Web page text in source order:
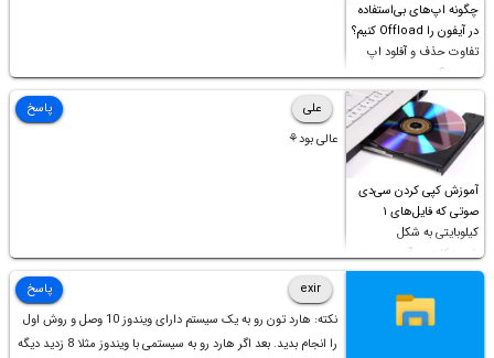
چگونه اپ‌های بی‌استفاده
در آیفون را Offload کنیم؟
تفاوت حذف و آفلود اپ
چیست؟
آموزش کپی کردن سی‌دی
صوتی که فایل‌های ۱
کیلوبایتی به شکل
شورت‌کات در آن موجود
است!
علی
عالی بود⚘
پاسخ
exir
نکته: هارد تون رو به یک سیستم دارای ویندوز 10 وصل و روش اول
را انجام بدید. بعد اگر هارد رو به سیستمی با ویندوز مثلا 8 زدید دیگه
پاسخ